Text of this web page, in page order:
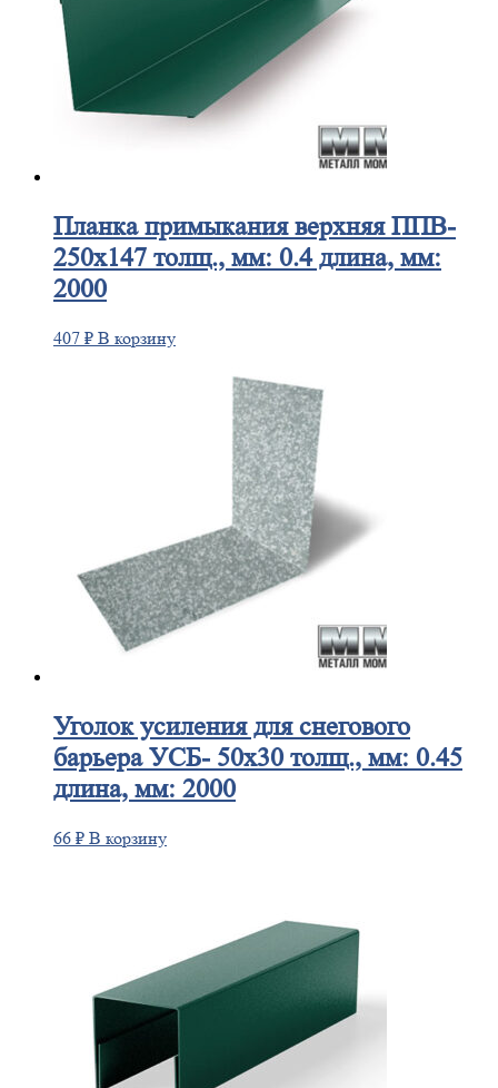
Планкапримыкания верхняя ППВ-
250х147 толщ., мм: 0.4 длина, мм:
2000
407 ₽ В корзину
Уголокусиления для снегового
барьера УСБ- 50х30 толщ., мм: 0.45
длина, мм: 2000
66 ₽ В корзину